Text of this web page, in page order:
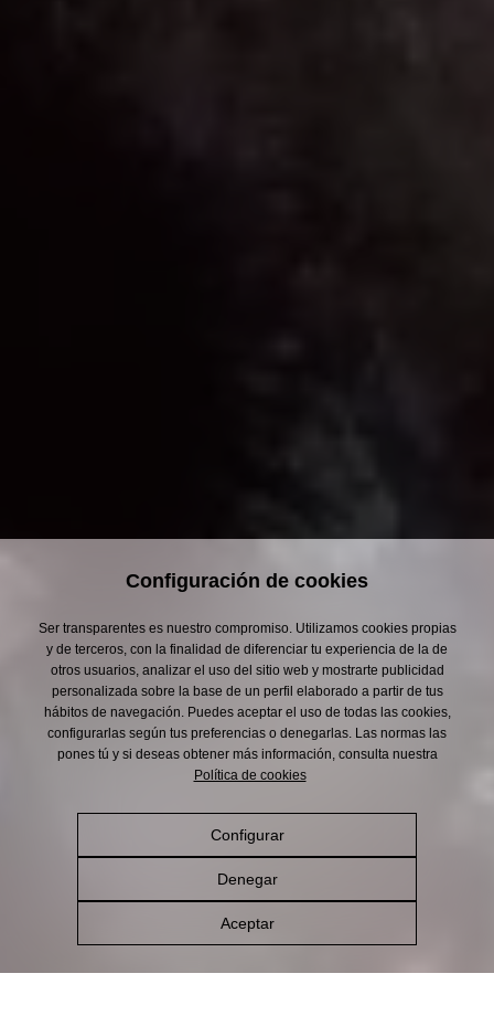
Configuración de cookies
Ser transparentes es nuestro compromiso. Utilizamos cookies propias
y de terceros, con la finalidad de diferenciar tu experiencia de la de
otros usuarios, analizar el uso del sitio web y mostrarte publicidad
personalizada sobre la base de un perfil elaborado a partir de tus
hábitos de navegación. Puedes aceptar el uso de todas las cookies,
configurarlas según tus preferencias o denegarlas. Las normas las
pones tú y si deseas obtener más información, consulta nuestra
Política de cookies
Configurar
Denegar
Aceptar